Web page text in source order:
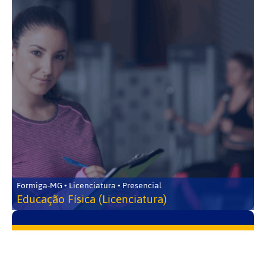
Formiga-MG • Licenciatura • Presencial
Educação Física (Licenciatura)